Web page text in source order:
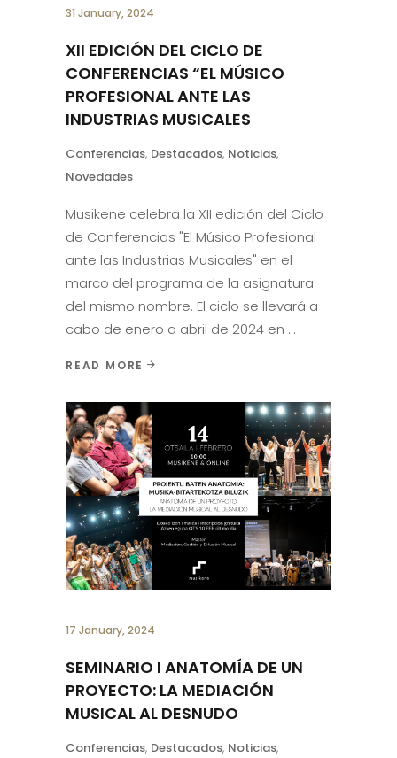
31 January, 2024
XII EDICIÓN DEL CICLO DE
CONFERENCIAS “EL MÚSICO
PROFESIONAL ANTE LAS
INDUSTRIAS MUSICALES
Conferencias, Destacados, Noticias,
Novedades
Musikene celebra la XII edición del Ciclo
de Conferencias "El Músico Profesional
ante las Industrias Musicales" en el
marco del programa de la asignatura
del mismo nombre. El ciclo se llevará a
cabo de enero a abril de 2024 en
READ MORE
17 January, 2024
SEMINARIO I ANATOMÍA DE UN
PROYECTO: LA MEDIACIÓN
MUSICAL AL DESNUDO
Conferencias, Destacados, Noticias,